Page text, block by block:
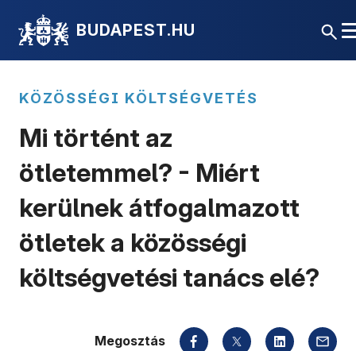
BUDAPEST.HU
KÖZÖSSÉGI KÖLTSÉGVETÉS
Mi történt az
ötletemmel? - Miért
kerülnek átfogalmazott
ötletek a közösségi
költségvetési tanács elé?
Megosztás